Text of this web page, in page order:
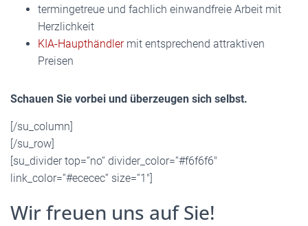
termingetreue und fachlich einwandfreie Arbeit mit
Herzlichkeit
KIA-Haupthändlermit entsprechend attraktiven
Preisen
Schauen Sie vorbei und überzeugen sich selbst.
[/su_column]
[/su_row]
[su_divider top=“no“ divider_color=“#f6f6f6″
link_color=“#ececec“ size=“1″]
Wir freuen uns auf Sie!